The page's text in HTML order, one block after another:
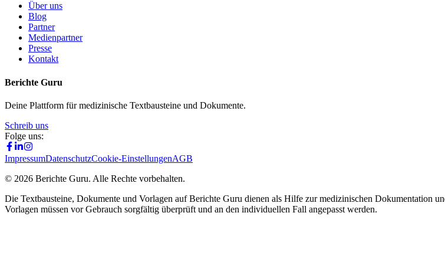
Über uns
Blog
Partner
Medienpartner
Presse
Kontakt
Berichte Guru
Deine Plattform für medizinische Textbausteine und Dokumente.
Schreib uns
Folge uns:
ImpressumDatenschutzCookie-EinstellungenAGB
© 2026 Berichte Guru. Alle Rechte vorbehalten.
Die Textbausteine, Dokumente und Vorlagen auf Berichte Guru dienen als Hilfe zur medizinischen Dokumentation
Vorlagen müssen vor Gebrauch sorgfältig überprüft und an den individuellen Fall angepasst werden.